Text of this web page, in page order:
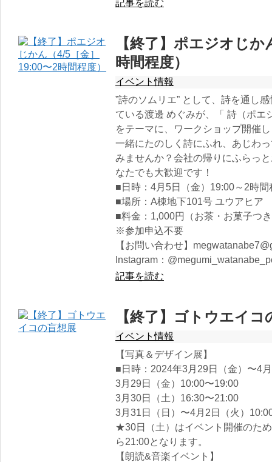
記事を読む
【終了】ポエジオじ
時間程度）
イベント情報
”詩のソムリエ” として、詩を通し
ている渡邊 めぐみが、「 詩（ポエ
をテーマに、ワークショップ開催
一緒にたのしく詩にふれ、あじわ
みませんか？会社の帰りにふらっ
なたでも大歓迎です！
■日時：4月5日（金）19:00～2時
■場所：A棟地下101号 ユウアヒア
■料金：1,000円（お茶・お菓子つ
※参加申込不要
【お問い合わせ】
Instagram：
記事を読む
【終了】ゴトウエイコ
イベント情報
【写真＆デザイン展】
■日時：2024年3月29日（金）〜4
3月29日（金）10:00〜19:00
3月30日（土）16:30〜21:00
3月31日（日）〜4月2日（火）
★30日（土）はイベント開催のた
ら21:00となります。
【朗読&音楽イベント】